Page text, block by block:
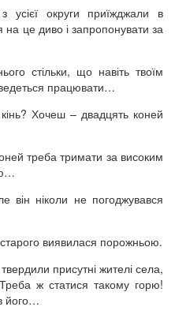
усієї округи приїжджали в
це диво і запропонувати за
стільки, що навіть твоїм
працювати…
Хочеш – двадцять коней
треба тримати за високим
він ніколи не погоджувався
виявилася порожньою.
присутні жителі села,
ж статися такому горю!
його…